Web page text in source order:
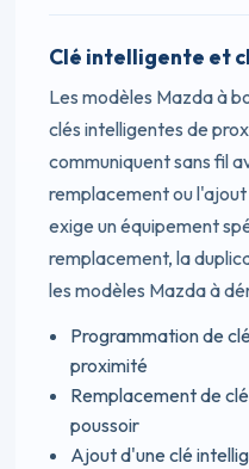
Clé intelligente et
Les modèles Mazda à
clés intelligentes de
communiquent sans fil
remplacement ou
exige un équipement
remplacement, la
les modèles Mazda à
Programmation de
proximité
Remplacement de
poussoir
Ajout d'une clé